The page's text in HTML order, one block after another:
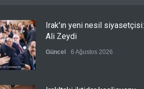
Irak'ın yeni nesil siyasetçisi:
Ali Zeydi
Güncel 6 Ağustos 2026